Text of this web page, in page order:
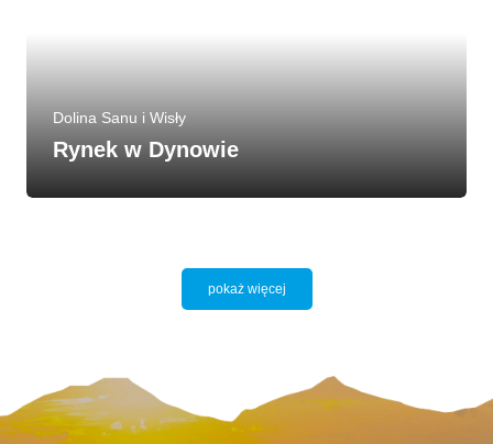
Dolina Sanu i Wisły
Rynek w Dynowie
pokaż więcej